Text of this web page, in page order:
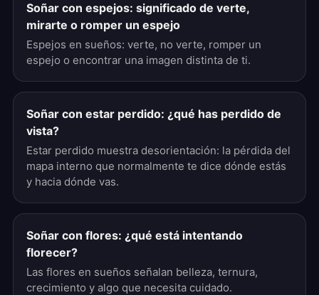
Soñar con espejos: significado de verte,
mirarte o romper un espejo
Espejos en sueños: verte, no verte, romper un
espejo o encontrar una imagen distinta de ti.
Soñar con estar perdido: ¿qué has perdido de
vista?
Estar perdido muestra desorientación: la pérdida del
mapa interno que normalmente te dice dónde estás
y hacia dónde vas.
Soñar con flores: ¿qué está intentando
florecer?
Las flores en sueños señalan belleza, ternura,
crecimiento y algo que necesita cuidado.